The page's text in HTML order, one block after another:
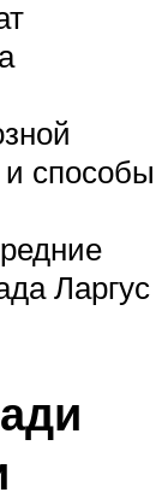
способы
Ларгус